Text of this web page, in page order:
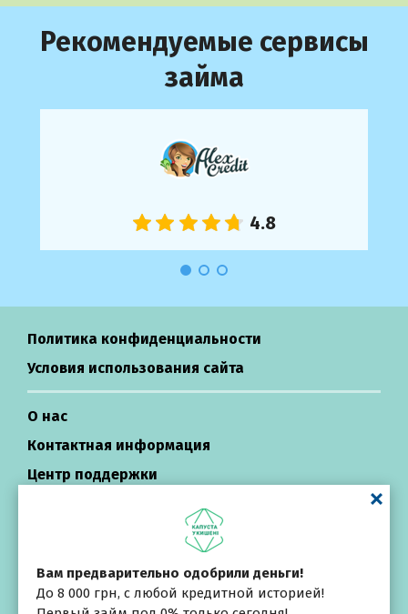
Вам предварительно одобрили деньги!
До 8 000 грн, с любой кредитной историей!
Рекомендуемые сервисы
займа
Политика конфиденциальности
Условия использования сайта
О нас
Контактная информация
Центр поддержки
Кредиты в Украине
All rights reserved ©
Repayza.com
Выбирай
внимательно